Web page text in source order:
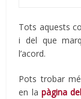
Tots aquests
i del que
l’acord.
Pots trobar
en lapàgina